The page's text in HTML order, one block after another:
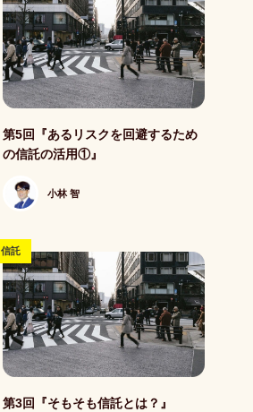
第5回『あるリスクを回避するため
の信託の活用①』
小林 智
信託
第3回『そもそも信託とは？』